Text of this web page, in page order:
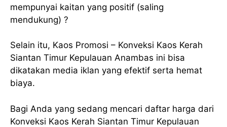
mempunyai kaitan yang positif (saling
mendukung) ?
Selain itu, Kaos Promosi – Konveksi Kaos Kerah
Siantan Timur Kepulauan Anambas ini bisa
dikatakan media iklan yang efektif serta hemat
biaya.
Bagi Anda yang sedang mencari daftar harga dari
Konveksi Kaos Kerah Siantan Timur Kepulauan